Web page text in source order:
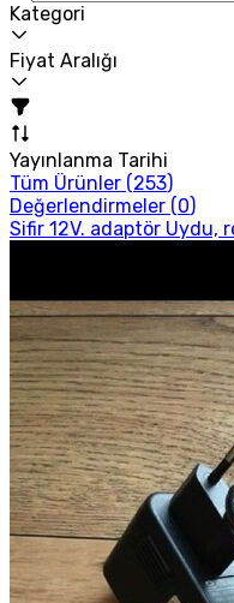
Kategori
Fiyat Aralığı
Yayınlanma Tarihi
Tüm Ürünler (253)
Değerlendirmeler (0)
Sifir 12V. adaptör Uydu,